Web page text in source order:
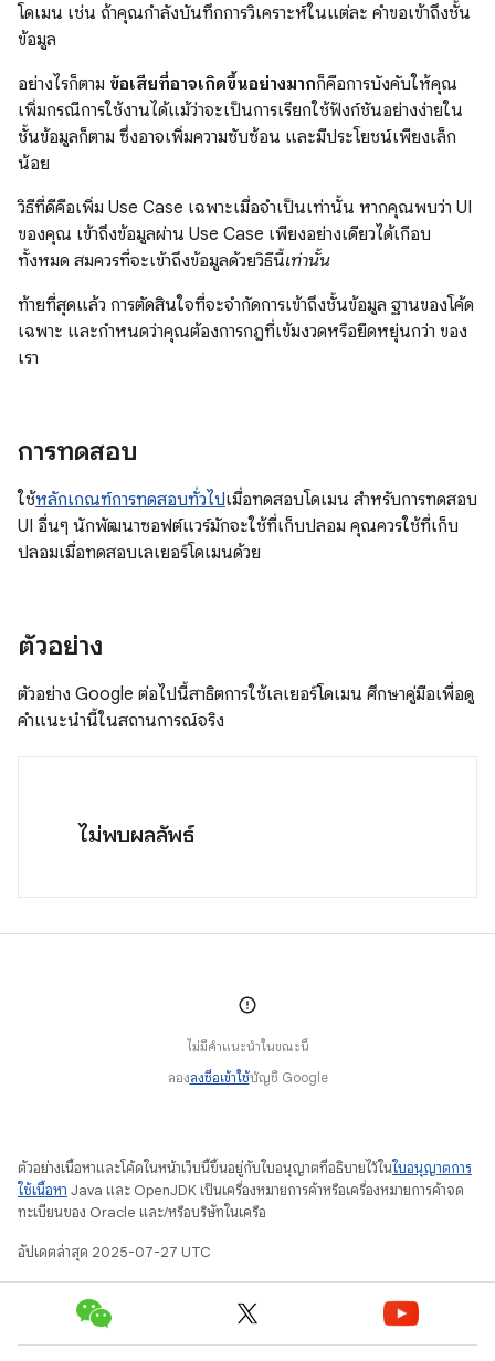
โดเมน เช่น ถ้าคุณกำลังบันทึกการวิเคราะห์ในแต่ละ คำขอเข้าถึงชั้น
ข้อมูล
อย่างไรก็ตาม ข้อเสียที่อาจเกิดขึ้นอย่างมากก็คือการบังคับให้คุณ
เพิ่มกรณีการใช้งานได้แม้ว่าจะเป็นการเรียกใช้ฟังก์ชันอย่างง่ายใน
ชั้นข้อมูลก็ตาม ซึ่งอาจเพิ่มความซับซ้อน และมีประโยชน์เพียงเล็ก
น้อย
วิธีที่ดีคือเพิ่ม Use Case เฉพาะเมื่อจำเป็นเท่านั้น หากคุณพบว่า UI
ของคุณ เข้าถึงข้อมูลผ่าน Use Case เพียงอย่างเดียวได้เกือบ
ทั้งหมด สมควรที่จะเข้าถึงข้อมูลด้วยวิธีนี้เท่านั้น
ท้ายที่สุดแล้ว การตัดสินใจที่จะจำกัดการเข้าถึงชั้นข้อมูล ฐานของโค้ด
เฉพาะ และกำหนดว่าคุณต้องการกฎที่เข้มงวดหรือยืดหยุ่นกว่า ของ
เรา
การทดสอบ
ใช้หลักเกณฑ์การทดสอบทั่วไปเมื่อทดสอบโดเมน สำหรับการทดสอบ
UI อื่นๆ นักพัฒนาซอฟต์แวร์มักจะใช้ที่เก็บปลอม คุณควรใช้ที่เก็บ
ปลอมเมื่อทดสอบเลเยอร์โดเมนด้วย
ตัวอย่าง
ตัวอย่าง Google ต่อไปนี้สาธิตการใช้เลเยอร์โดเมน ศึกษาคู่มือเพื่อดู
คำแนะนำนี้ในสถานการณ์จริง
ไม่พบผลลัพธ์
ไม่มีคำแนะนำในขณะนี้
ลองลงชื่อเข้าใช้บัญชี Google
ตัวอย่างเนื้อหาและโค้ดในหน้าเว็บนี้ขึ้นอยู่กับใบอนุญาตที่อธิบายไว้ในใบอนุญาตการ
ใช้เนื้อหา Java และ OpenJDK เป็นเครื่องหมายการค้าหรือเครื่องหมายการค้าจด
ทะเบียนของ Oracle และ/หรือบริษัทในเครือ
อัปเดตล่าสุด 2025-07-27 UTC